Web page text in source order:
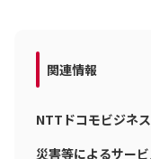
関連情報
NTTドコモビジネ
災害等によるサー